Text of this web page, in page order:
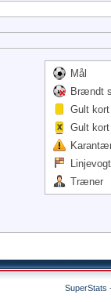
Mål
Brændt
Gult kort
Gult
Træner
SuperStats